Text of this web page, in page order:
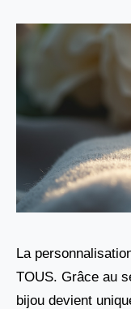
La
TOUS. Grâce au
bijou devient